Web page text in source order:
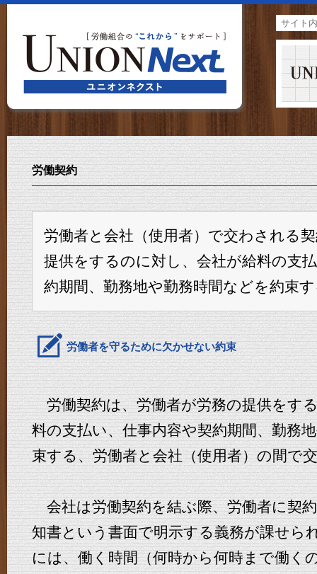
労働契約
労働者と会社（使用者）で交わされる
提供をするのに対し、会社が給料の支
約期間、勤務地や勤務時間などを約束
労働者を守るために欠かせない約束
労働契約は、労働者が労務の提供をす
料の支払い、仕事内容や契約期間、勤務
束する、労働者と会社（使用者）の間で
会社は労働契約を結ぶ際、労働者に契
知書という書面で明示する義務が課せら
には、働く時間（何時から何時まで働く